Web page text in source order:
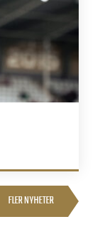
FLER NYHETER